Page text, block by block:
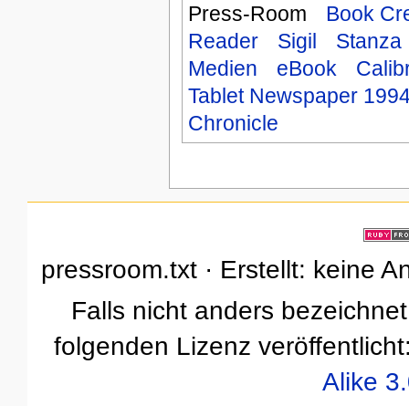
Press-Room
Book
Reader
Sigil
Stanza
Medien
eBook
Tablet Newspaper
Chronicle
pressroom.txt · Erstellt: keine
Falls nicht anders
folgenden Lizenz
Alike